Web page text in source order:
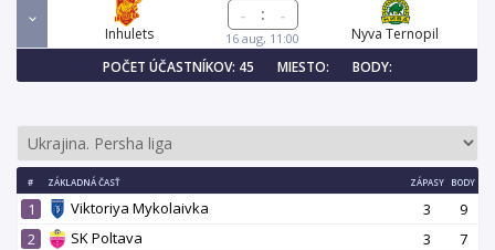
Inhulets
:
16 aug, 11:00
Nyva Ternopil
POČET ÚČASTNÍKOV: 45
MIESTO: BODY:
# ZÁKLADNÁ ČASŤ ZÁPASY BODY
1 Viktoriya Mykolaivka 3
9
2
SK Poltava 3
7